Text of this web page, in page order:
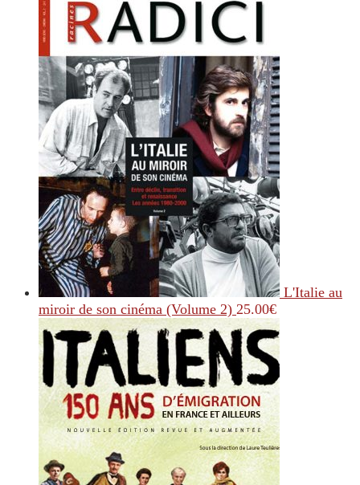
L'Italie au
miroir de son cinéma (Volume 2) 25.00€